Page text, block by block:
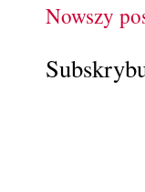
Nowszy